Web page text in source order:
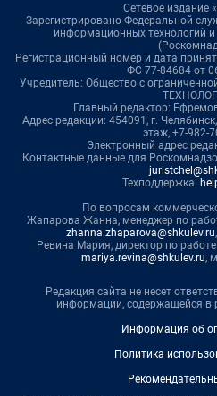
Сетевое издание
Зарегистрировано Федеральной
информационных технологий
Регистрационный номер и дата
ФС 77-84684 от
Учредитель: Общество с
Главный редактор:
Адрес редакции: 454091, г.
этаж, +7-982-
Электронный адрес
Контактные данные для
Техподдержка:
По вопросам
Жапарова Жанна, менеджер по
zhanna.zhaparova@shkulev.ru
Ревина Мария, директор по
mariya.revina@shkulev.ru,
Редакция сайта не несет
информации, содержащейся в
Информация об
Политика